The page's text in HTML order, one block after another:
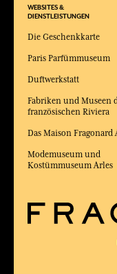
WEBSITES &
DIENSTLEISTUNGEN
Die Geschenkkarte
Paris Parfümmuseum
Duftwerkstatt
Fabriken und Museen
französischen Riviera
Das Maison Fragonard
Modemuseum und
Kostümmuseum Arles